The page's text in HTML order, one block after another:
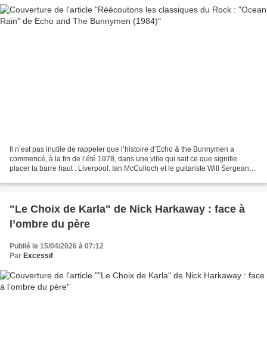
Il n’est pas inutile de rappeler que l’histoire d’Echo & the Bunnymen a
commencé, à la fin de l’été 1978, dans une ville qui sait ce que signifie
placer la barre haut : Liverpool. Ian McCulloch et le guitariste Will Sergeant
"Le Choix de Karla" de Nick Harkaway : face à
l’ombre du père
Publié le 15/04/2026 à 07:12
Par Excessif